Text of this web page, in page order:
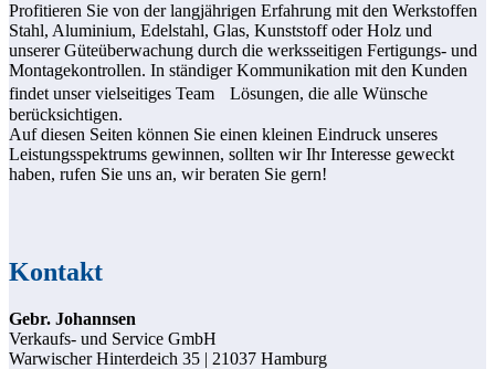
Profitieren Sie von der langjährigen Erfahrung mit den Werkstoffen
Stahl, Aluminium, Edelstahl, Glas, Kunststoff oder Holz und
unserer Güteüberwachung durch die werksseitigen Fertigungs- und
Montagekontrollen. In ständiger Kommunikation mit den Kunden
findet unser vielseitiges Team Lösungen, die alle Wünsche
berücksichtigen.
Auf diesen Seiten können Sie einen kleinen Eindruck unseres
Leistungsspektrums gewinnen, sollten wir Ihr Interesse geweckt
haben, rufen Sie uns an, wir beraten Sie gern!
Kontakt
Gebr. Johannsen
Verkaufs- und Service GmbH
Warwischer Hinterdeich 35 | 21037 Hamburg